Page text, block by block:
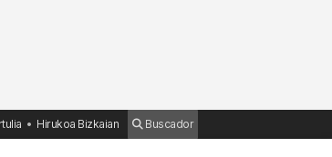
Hirukoa Bizkaian Buscador